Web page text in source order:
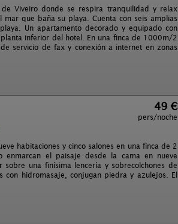
Viveiro donde se respira tranquilidad y relax
que baña su playa. Cuenta con seis amplias
Un apartamento decorado y equipado con
inferior del hotel. En una finca de 1000m/2
servicio de fax y conexión a internet en zonas
49 €
pers/noche
habitaciones y cinco salones en una finca de 2
el paisaje desde la cama en nueve
una finísima lencería y sobrecolchones de
con hidromasaje, conjugan piedra y azulejos. El